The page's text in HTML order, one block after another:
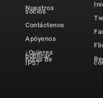
Nuestros
socios
Contáctenos
Apóyenos
¿Quieres
publicar
notas de
IPS?